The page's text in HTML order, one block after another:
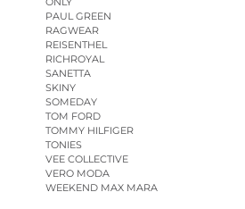
PAUL GREEN
RAGWEAR
REISENTHEL
RICHROYAL
SANETTA
SKINY
SOMEDAY
TOM FORD
TOMMY HILFIGER
TONIES
VEE COLLECTIVE
VERO MODA
WEEKEND MAX MARA